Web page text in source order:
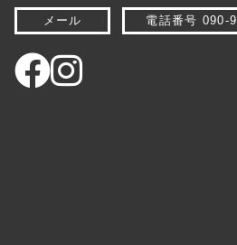
メール 電話番号 090-